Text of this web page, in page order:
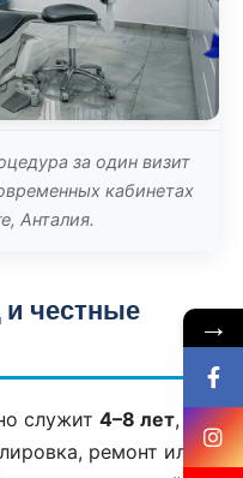
за один визит
кабинетах
Анталия.
и честные
служит 4–8 лет,
ремонт или
→